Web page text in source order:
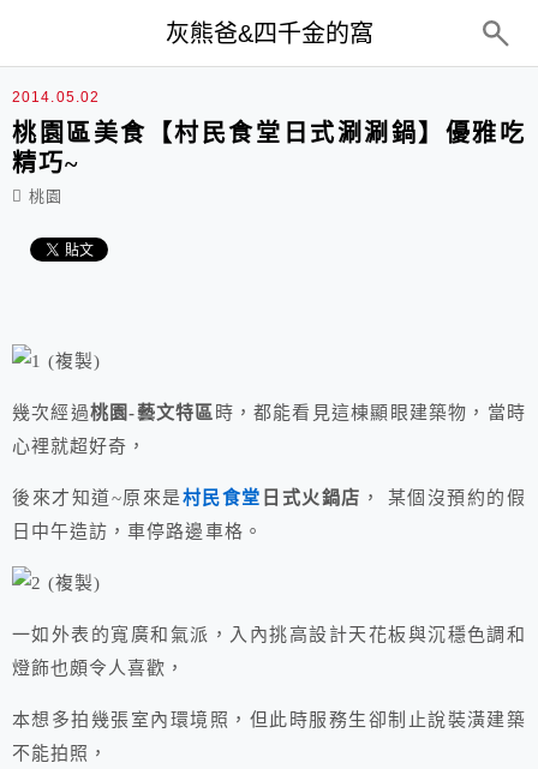
灰熊爸&四千金的窩
2014.05.02
桃園區美食【村民食堂日式涮涮鍋】優雅吃
精巧~
桃園
幾次經過桃園-藝文特區 時，都能看見這棟顯眼建築物，當時
心裡就超好奇，
後來才知道~原來是村民食堂 日式火鍋店 ， 某個沒預約的假
日中午造訪，車停路邊車格。
一如外表的寬廣和氣派，入內挑高設計天花板與沉穩色調和
燈飾也頗令人喜歡，
本想多拍幾張室內環境照，但此時服務生卻制止說裝潢建築
不能拍照，